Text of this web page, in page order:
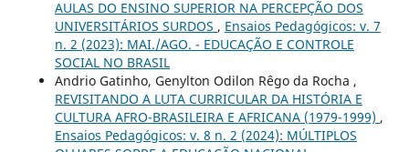
AULAS DO ENSINO SUPERIOR NA PERCEPÇÃO DOS
UNIVERSITÁRIOS SURDOS , Ensaios Pedagógicos: v. 7
n. 2 (2023): MAI./AGO. - EDUCAÇÃO E CONTROLE
SOCIAL NO BRASIL
Andrio Gatinho, Genylton Odilon Rêgo da Rocha ,
REVISITANDO A LUTA CURRICULAR DA HISTÓRIA E
CULTURA AFRO-BRASILEIRA E AFRICANA (1979-1999) ,
Ensaios Pedagógicos: v. 8 n. 2 (2024): MÚLTIPLOS